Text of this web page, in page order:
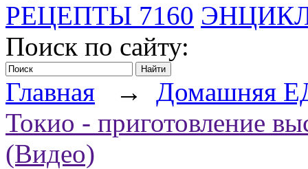
РЕЦЕПТЫ 7160
Поиск по сайту:
Главная → Домашняя
Токио - приготовление
(Видео)